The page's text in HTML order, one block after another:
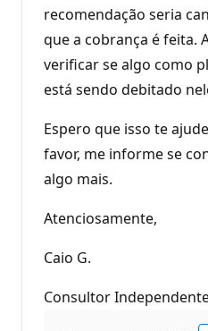
recomendação seria
que a cobrança é feita.
verificar se algo como
está sendo debitado
Espero que isso te
favor, me informe se
algo mais.
Atenciosamente,
Caio G.
Consultor